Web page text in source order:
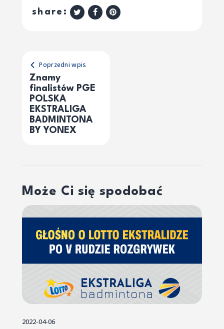
share:
Poprzedni wpis
Znamy
finalistów PGE
POLSKA
EKSTRALIGA
BADMINTONA
BY YONEX
Może Ci się spodobać
2022-04-06